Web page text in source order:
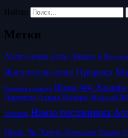
Найти:
Метки
Ахлю сунна уаль-Джама'а
Провизия искателей Имам Абу Ханифа
Джамиль Ахмад Назири Муфтий
Усмани
Проф. Др. Хамди Дондурен Рамадан